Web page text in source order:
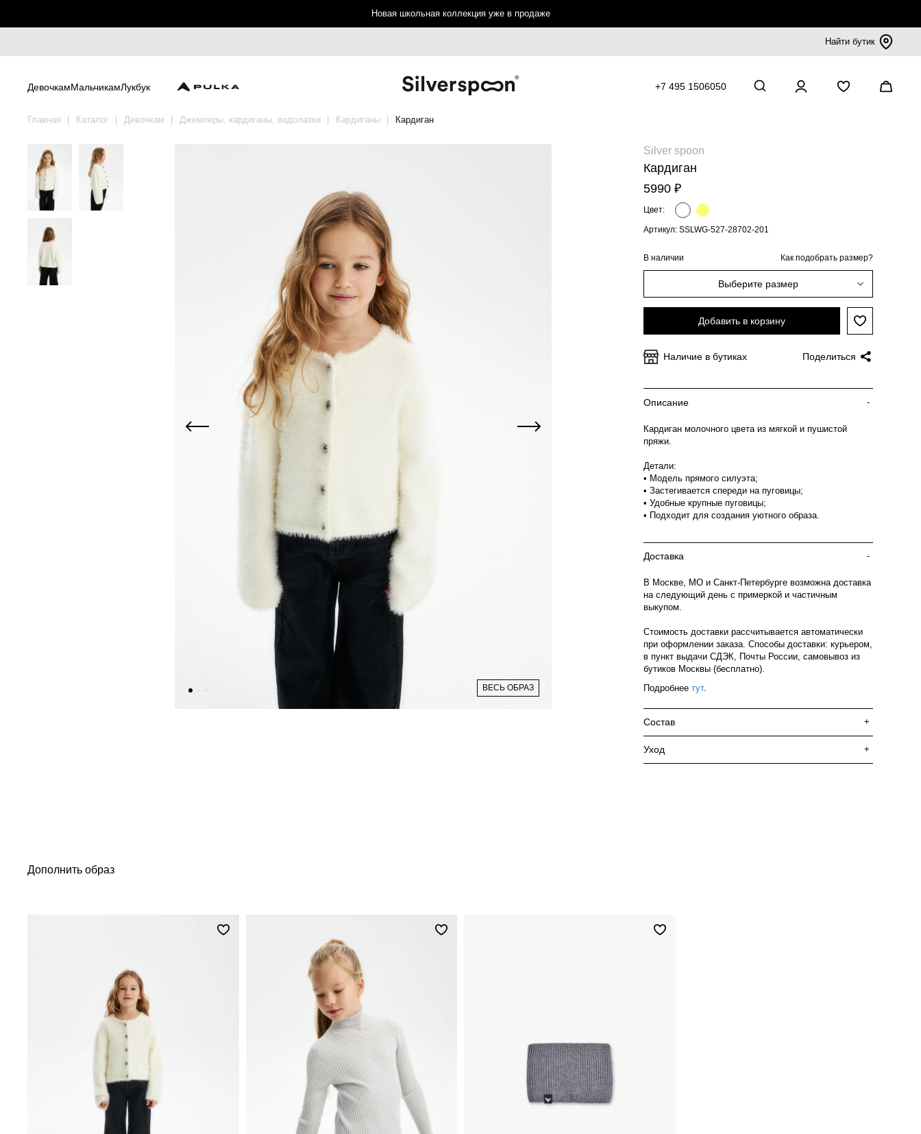
Новая школьная коллекция уже в продаже
Найти бутик
ДевочкамМальчикамЛукбук +7 495 1506050
Главная Каталог Девочкам Джемперы, кардиганы, водолазки Кардиганы Кардиган
ВЕСЬ ОБРАЗ
Silver spoon
Кардиган
5990 ₽
Цвет:
Артикул: SSLWG-527-28702-201
В наличии Как подобрать размер?
Выберите размер
Добавить в корзину
Наличие в бутиках Поделиться
Описание -
Кардиган молочного цвета из мягкой и пушистой
пряжи.
Детали:
• Модель прямого силуэта;
• Застегивается спереди на пуговицы;
• Удобные крупные пуговицы;
• Подходит для создания уютного образа.
Доставка -
В Москве, МО и Санкт-Петербурге возможна доставка
на следующий день с примеркой и частичным
выкупом.
Стоимость доставки рассчитывается автоматически
при оформлении заказа. Способы доставки: курьером,
в пункт выдачи СДЭК, Почты России, самовывоз из
бутиков Москвы (бесплатно).
Подробнее тут.
Состав +
Уход +
Дополнить образ